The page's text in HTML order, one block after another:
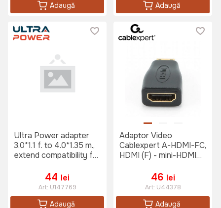
Adaugă Adaugă
Ultra Power adapter
3.0*1.1 f. to 4.0*1.35 m.,
extend compatibility for
notebooks
44 lei
Art: U147769
Adaugă
Adaptor Video
Cablexpert A-HDMI-FC,
HDMI (F) - mini-HDMI
46 lei
Art: U44378
Adaugă